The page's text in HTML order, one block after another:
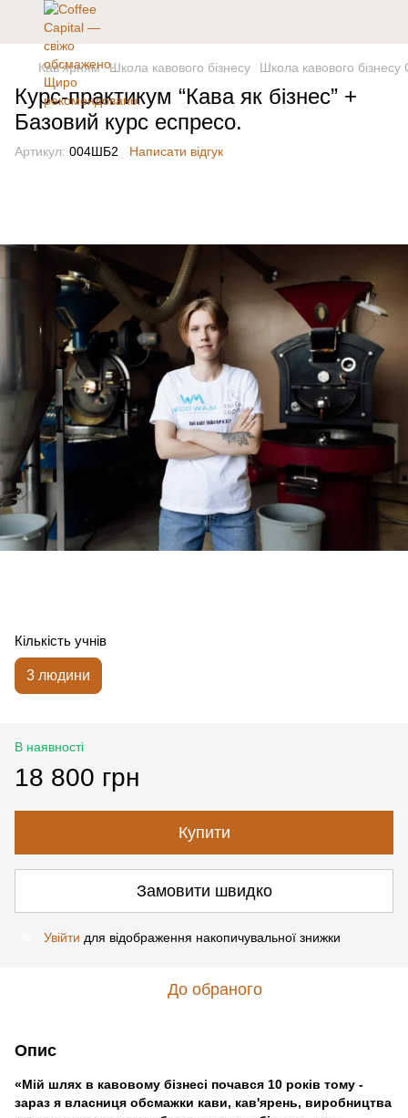
Кав'ярням Школа кавового бізнесу Школа кавового
Курс-практикум “Кава як бізнес” +
Базовий курс еспресо.
Артикул: 004ШБ2 Написати відгук
Кількість учнів
3 людини
В наявності
18 800 грн
Купити
Замовити швидко
Увійти для відображення накопичувальної знижки
До обраного
Опис
«Мій шлях в кавовому бізнесі почався 10 років тому -
зараз я власниця обсмажки кави, кав'ярень, виробництва